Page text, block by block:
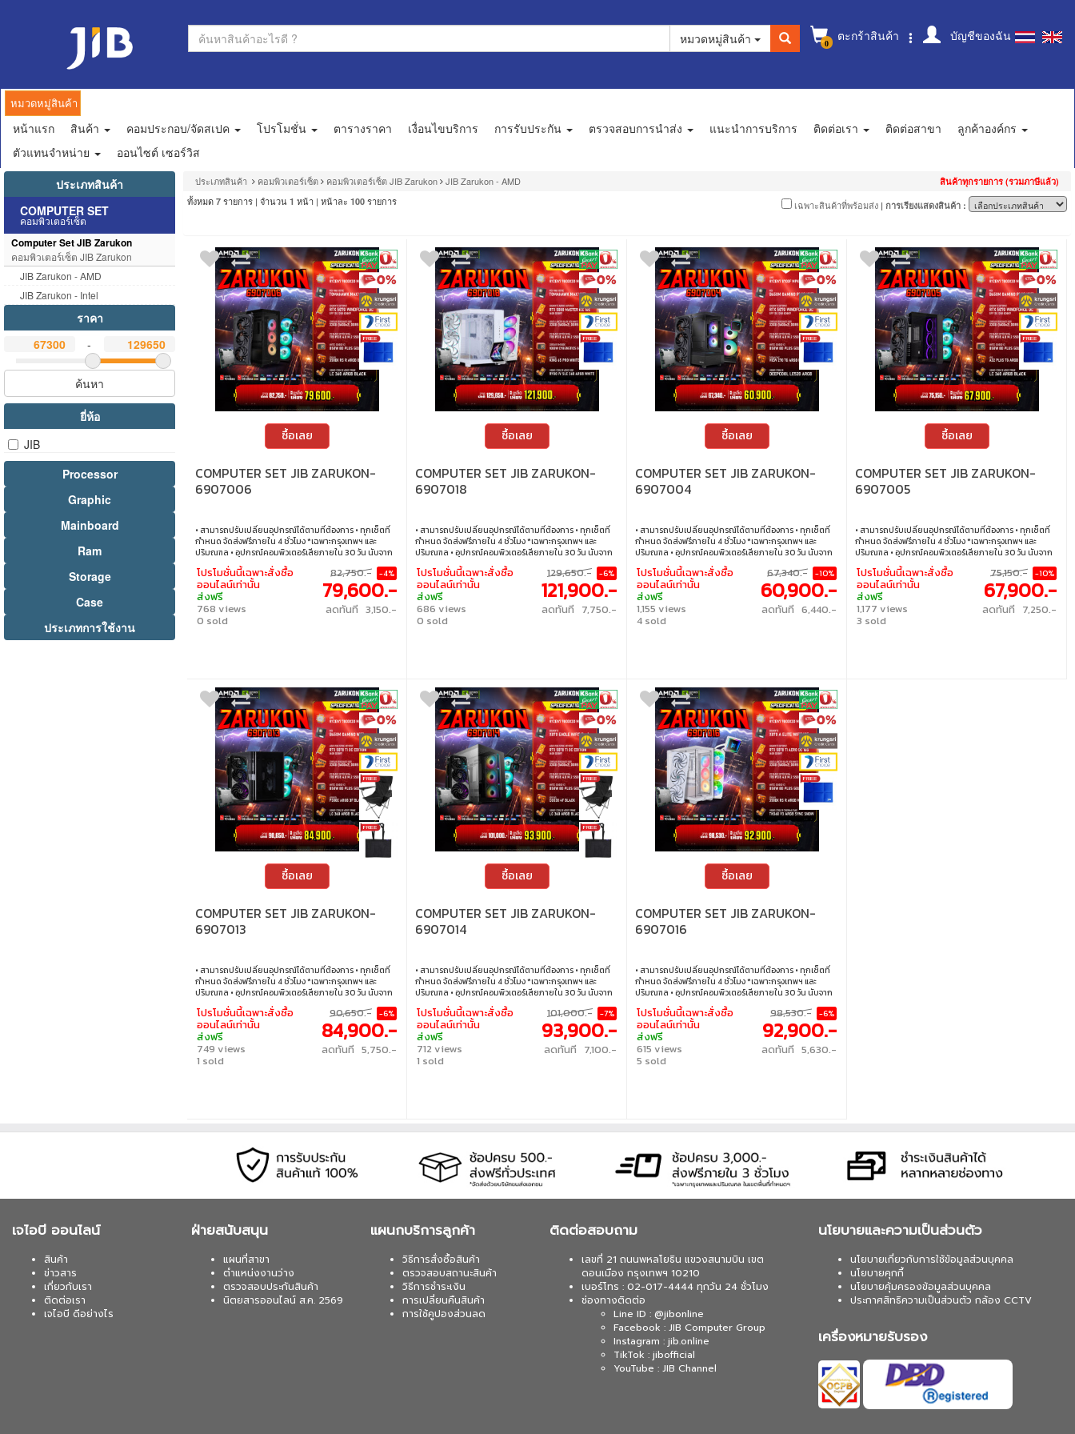
0 ตะกร้าสินค้า บัญชีของฉัน
หมวดหมู่สินค้า
หมวดหมู่สินค้า
หน้าแรก สินค้า คอมประกอบ/จัดสเปค โปรโมชั่น ตารางราคา เงื่อนไขบริการ การรับประกัน ตรวจสอบการนำส่ง แนะนำการบริการ ติดต่อเรา ติดต่อสาขา
ลูกค้าองค์กร
ตัวแทนจำหน่าย
ออนไซต์ เซอร์วิส
ประเภทสินค้า
COMPUTER SET
คอมพิวเตอร์เซ็ต
Computer Set JIB Zarukon
คอมพิวเตอร์เซ็ต JIB Zarukon
JIB Zarukon - AMD
JIB Zarukon - Intel
ราคา
-
ค้นหา
ยี่ห้อ
JIB
Processor
Graphic
Mainboard
Ram
Storage
Case
ประเภทการใช้งาน
ประเภทสินค้า คอมพิวเตอร์เซ็ต คอมพิวเตอร์เซ็ต JIB Zarukon JIB Zarukon - AMD สินค้าทุกรายการ (รวมภาษีแล้ว)
ทั้งหมด 7 รายการ | จำนวน 1 หน้า | หน้าละ 100 รายการ เฉพาะสินค้าที่พร้อมส่ง | การเรียงแสดงสินค้า :
ซื้อเลย
COMPUTER SET JIB ZARUKON-
6907006
• สามารถปรับเปลี่ยนอุปกรณ์ได้ตามที่ต้องการ • ทุกเซ็ตที่
กำหนด จัดส่งฟรีภายใน 4 ชั่วโมง *เฉพาะกรุงเทพฯ และ
ปริมณฑล • อุปกรณ์คอมพิวเตอร์เสียภายใน 30 วัน นับจาก
วันซื้อ เปลี่ยนอุปกรณ์คอมพิวเตอร์ใหม่ให้ทันที ภายใน 24
ชั่วโมง เฉพาะซื้อผ่าน JIB Online เท่านั้น (เงื่อนไขเป็นไปตาม
ที่กำหนด) • ผ่อนสบายๆ 0% นาน 10 เดือน ทุกเซ็ต • บริการ
ซ่อมและตรวจเช็คอาการ ฟรี! ได้ที่เจไอบีกว่า 140 สาขา ทั่ว
ประเทศ
โปรโมชั่นนี้เฉพาะสั่งซื้อ
ออนไลน์เท่านั้น
ส่งฟรี
768 views
0 sold
82,750.- -4%
79,600.-
ลดทันที 3,150.-
ซื้อเลย
COMPUTER SET JIB ZARUKON-
6907018
• สามารถปรับเปลี่ยนอุปกรณ์ได้ตามที่ต้องการ • ทุกเซ็ตที่
กำหนด จัดส่งฟรีภายใน 4 ชั่วโมง *เฉพาะกรุงเทพฯ และ
ปริมณฑล • อุปกรณ์คอมพิวเตอร์เสียภายใน 30 วัน นับจาก
วันซื้อ เปลี่ยนอุปกรณ์คอมพิวเตอร์ใหม่ให้ทันที ภายใน 24
ชั่วโมง เฉพาะซื้อผ่าน JIB Online เท่านั้น (เงื่อนไขเป็นไปตาม
ที่กำหนด) • ผ่อนสบายๆ 0% นาน 10 เดือน ทุกเซ็ต • บริการ
ซ่อมและตรวจเช็คอาการ ฟรี! ได้ที่เจไอบีกว่า 140 สาขา ทั่ว
ประเทศ
โปรโมชั่นนี้เฉพาะสั่งซื้อ
ออนไลน์เท่านั้น
ส่งฟรี
686 views
0 sold
129,650.- -6%
121,900.-
ลดทันที 7,750.-
ซื้อเลย
COMPUTER SET JIB ZARUKON-
6907004
• สามารถปรับเปลี่ยนอุปกรณ์ได้ตามที่ต้องการ • ทุกเซ็ตที่
กำหนด จัดส่งฟรีภายใน 4 ชั่วโมง *เฉพาะกรุงเทพฯ และ
ปริมณฑล • อุปกรณ์คอมพิวเตอร์เสียภายใน 30 วัน นับจาก
วันซื้อ เปลี่ยนอุปกรณ์คอมพิวเตอร์ใหม่ให้ทันที ภายใน 24
ชั่วโมง เฉพาะซื้อผ่าน JIB Online เท่านั้น (เงื่อนไขเป็นไปตาม
ที่กำหนด) • ผ่อนสบายๆ 0% นาน 10 เดือน ทุกเซ็ต • บริการ
ซ่อมและตรวจเช็คอาการ ฟรี! ได้ที่เจไอบีกว่า 140 สาขา ทั่ว
ประเทศ
โปรโมชั่นนี้เฉพาะสั่งซื้อ
ออนไลน์เท่านั้น
ส่งฟรี
1,155 views
4 sold
67,340.- -10%
60,900.-
ลดทันที 6,440.-
ซื้อเลย
COMPUTER SET JIB ZARUKON-
6907005
• สามารถปรับเปลี่ยนอุปกรณ์ได้ตามที่ต้องการ • ทุกเซ็ตที่
กำหนด จัดส่งฟรีภายใน 4 ชั่วโมง *เฉพาะกรุงเทพฯ และ
ปริมณฑล • อุปกรณ์คอมพิวเตอร์เสียภายใน 30 วัน นับจาก
วันซื้อ เปลี่ยนอุปกรณ์คอมพิวเตอร์ใหม่ให้ทันที ภายใน 24
ชั่วโมง เฉพาะซื้อผ่าน JIB Online เท่านั้น (เงื่อนไขเป็นไปตาม
ที่กำหนด) • ผ่อนสบายๆ 0% นาน 10 เดือน ทุกเซ็ต • บริการ
ซ่อมและตรวจเช็คอาการ ฟรี! ได้ที่เจไอบีกว่า 140 สาขา ทั่ว
ประเทศ
โปรโมชั่นนี้เฉพาะสั่งซื้อ
ออนไลน์เท่านั้น
ส่งฟรี
1,177 views
3 sold
75,150.- -10%
67,900.-
ลดทันที 7,250.-
ซื้อเลย
COMPUTER SET JIB ZARUKON-
6907013
• สามารถปรับเปลี่ยนอุปกรณ์ได้ตามที่ต้องการ • ทุกเซ็ตที่
กำหนด จัดส่งฟรีภายใน 4 ชั่วโมง *เฉพาะกรุงเทพฯ และ
ปริมณฑล • อุปกรณ์คอมพิวเตอร์เสียภายใน 30 วัน นับจาก
วันซื้อ เปลี่ยนอุปกรณ์คอมพิวเตอร์ใหม่ให้ทันที ภายใน 24
ชั่วโมง เฉพาะซื้อผ่าน JIB Online เท่านั้น (เงื่อนไขเป็นไปตาม
ที่กำหนด) • ผ่อนสบายๆ 0% นาน 10 เดือน ทุกเซ็ต • บริการ
ซ่อมและตรวจเช็คอาการ ฟรี! ได้ที่เจไอบีกว่า 140 สาขา ทั่ว
ประเทศ
โปรโมชั่นนี้เฉพาะสั่งซื้อ
ออนไลน์เท่านั้น
ส่งฟรี
749 views
1 sold
90,650.- -6%
84,900.-
ลดทันที 5,750.-
ซื้อเลย
COMPUTER SET JIB ZARUKON-
6907014
• สามารถปรับเปลี่ยนอุปกรณ์ได้ตามที่ต้องการ • ทุกเซ็ตที่
กำหนด จัดส่งฟรีภายใน 4 ชั่วโมง *เฉพาะกรุงเทพฯ และ
ปริมณฑล • อุปกรณ์คอมพิวเตอร์เสียภายใน 30 วัน นับจาก
วันซื้อ เปลี่ยนอุปกรณ์คอมพิวเตอร์ใหม่ให้ทันที ภายใน 24
ชั่วโมง เฉพาะซื้อผ่าน JIB Online เท่านั้น (เงื่อนไขเป็นไปตาม
ที่กำหนด) • ผ่อนสบายๆ 0% นาน 10 เดือน ทุกเซ็ต • บริการ
ซ่อมและตรวจเช็คอาการ ฟรี! ได้ที่เจไอบีกว่า 140 สาขา ทั่ว
ประเทศ
โปรโมชั่นนี้เฉพาะสั่งซื้อ
ออนไลน์เท่านั้น
ส่งฟรี
712 views
1 sold
101,000.- -7%
93,900.-
ลดทันที 7,100.-
ซื้อเลย
COMPUTER SET JIB ZARUKON-
6907016
• สามารถปรับเปลี่ยนอุปกรณ์ได้ตามที่ต้องการ • ทุกเซ็ตที่
กำหนด จัดส่งฟรีภายใน 4 ชั่วโมง *เฉพาะกรุงเทพฯ และ
ปริมณฑล • อุปกรณ์คอมพิวเตอร์เสียภายใน 30 วัน นับจาก
วันซื้อ เปลี่ยนอุปกรณ์คอมพิวเตอร์ใหม่ให้ทันที ภายใน 24
ชั่วโมง เฉพาะซื้อผ่าน JIB Online เท่านั้น (เงื่อนไขเป็นไปตาม
ที่กำหนด) • ผ่อนสบายๆ 0% นาน 10 เดือน ทุกเซ็ต • บริการ
ซ่อมและตรวจเช็คอาการ ฟรี! ได้ที่เจไอบีกว่า 140 สาขา ทั่ว
ประเทศ
โปรโมชั่นนี้เฉพาะสั่งซื้อ
ออนไลน์เท่านั้น
ส่งฟรี
615 views
5 sold
98,530.- -6%
92,900.-
ลดทันที 5,630.-
เจไอบี ออนไลน์
สินค้า
ข่าวสาร
เกี่ยวกับเรา
ติดต่อเรา
เจไอบี ดีอย่างไร
ฝ่ายสนับสนุน
แผนที่สาขา
ตำแหน่งงานว่าง
ตรวจสอบประกันสินค้า
นิตยสารออนไลน์ ส.ค. 2569
แผนกบริการลูกค้า
วิธีการสั่งซื้อสินค้า
ตรวจสอบสถานะสินค้า
วิธีการชำระเงิน
การเปลี่ยนคืนสินค้า
การใช้คูปองส่วนลด
ติดต่อสอบถาม
เลขที่ 21 ถนนพหลโยธิน แขวงสนามบิน เขต
ดอนเมือง กรุงเทพฯ 10210
เบอร์โทร : 02-017-4444 ทุกวัน 24 ชั่วโมง
ช่องทางติดต่อ
Line ID : @jibonline
Facebook : JIB Computer Group
Instagram : jib.online
TikTok : jibofficial
YouTube : JIB Channel
นโยบายและความเป็นส่วนตัว
นโยบายเกี่ยวกับการใช้ข้อมูลส่วนบุคคล
นโยบายคุกกี้
นโยบายคุ้มครองข้อมูลส่วนบุคคล
ประกาศสิทธิความเป็นส่วนตัว กล้อง CCTV
เครื่องหมายรับรอง